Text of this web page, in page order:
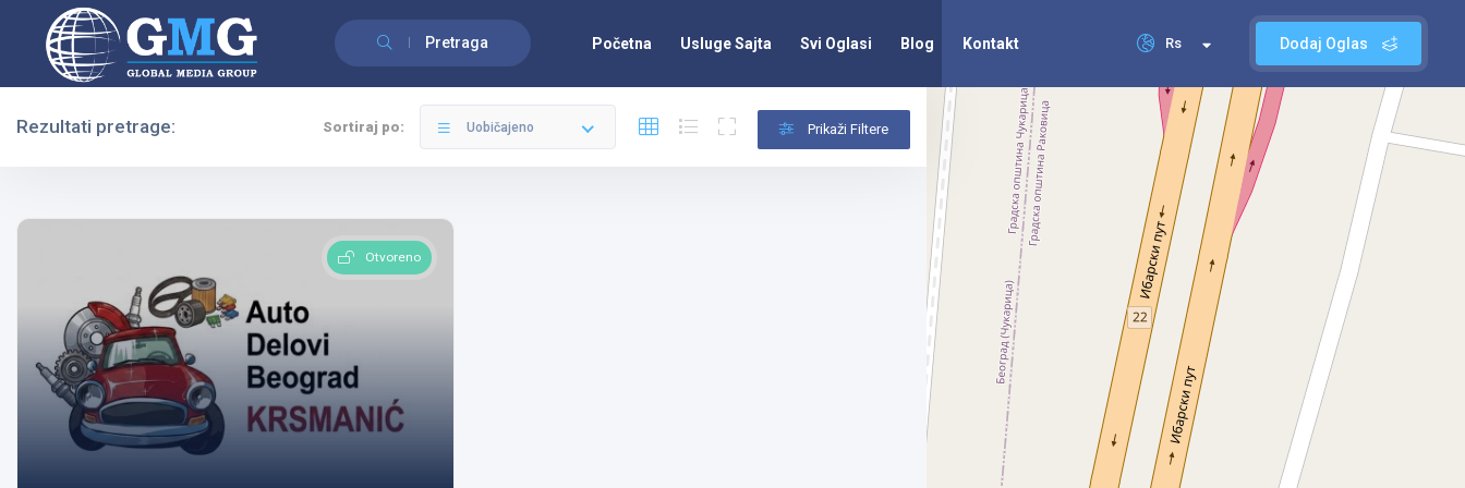
Pretraga Dodaj Oglas
Rs
Početna Usluge Sajta Svi Oglasi Blog Kontakt
Filteri
Svi Gradovi
Sve Kategorije
Rezultati pretrage: Sortiraj po: Uobičajeno Prikaži Filtere
Otvoreno